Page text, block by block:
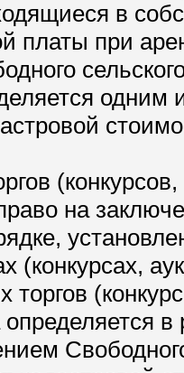
в
платы при
на
(конкурсах,
торгов
в